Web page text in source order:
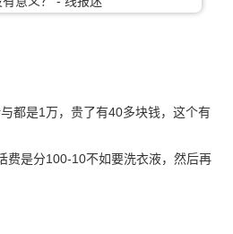
都是1万，贵了有40多块钱，这个有
费是分100-10不如要洗衣液，然后再